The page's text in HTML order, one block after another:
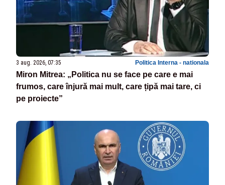
3 aug. 2026, 07:35 Politica Interna - nationala
Miron Mitrea: „Politica nu se face pe care e mai
frumos, care înjură mai mult, care țipă mai tare, ci
pe proiecte”